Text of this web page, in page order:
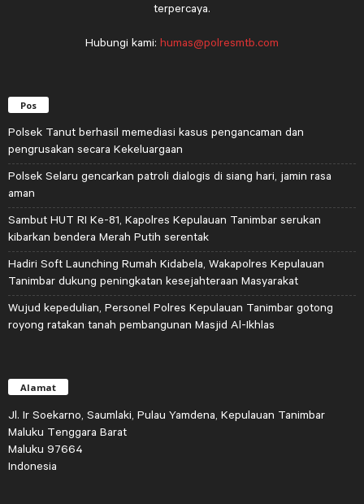
terpercaya.
Hubungi kami: humas@polresmtb.com
Pos
Polsek Tanut berhasil memediasi kasus pengancaman dan
pengrusakan secara Kekeluargaan
Polsek Selaru gencarkan patroli dialogis di siang hari, jamin rasa
aman
Sambut HUT RI Ke-81, Kapolres Kepulauan Tanimbar serukan
kibarkan bendera Merah Putih serentak
Hadiri Soft Launching Rumah Kidabela, Wakapolres Kepulauan
Tanimbar dukung peningkatan kesejahteraan Masyarakat
Wujud kepedulian, Personel Polres Kepulauan Tanimbar gotong
royong ratakan tanah pembangunan Masjid Al-Ikhlas
Alamat
Jl. Ir Soekarno, Saumlaki, Pulau Yamdena, Kepulauan Tanimbar
Maluku Tenggara Barat
Maluku 97664
Indonesia